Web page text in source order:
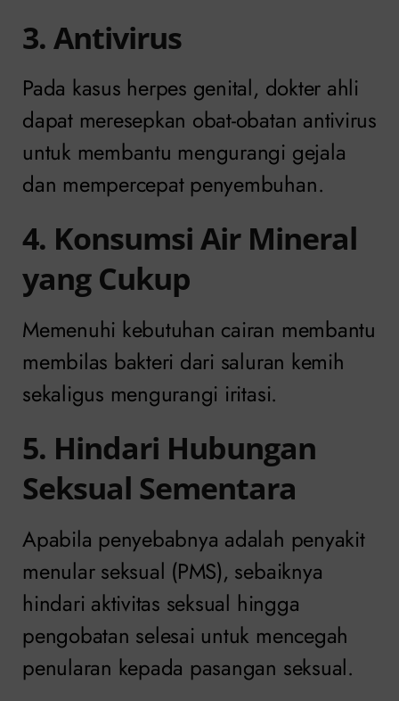
3. Antivirus
Pada kasus herpes genital, dokter ahli
dapat meresepkan obat-obatan antivirus
untuk membantu mengurangi gejala
dan mempercepat penyembuhan.
4. Konsumsi Air Mineral
yang Cukup
Memenuhi kebutuhan cairan membantu
membilas bakteri dari saluran kemih
sekaligus mengurangi iritasi.
5. Hindari Hubungan
Seksual Sementara
Apabila penyebabnya adalah penyakit
menular seksual (PMS), sebaiknya
hindari aktivitas seksual hingga
pengobatan selesai untuk mencegah
penularan kepada pasangan seksual.